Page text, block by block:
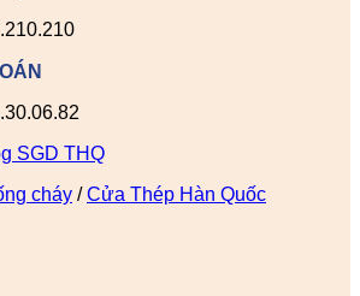
cháy / Cửa Thép Hàn Quốc